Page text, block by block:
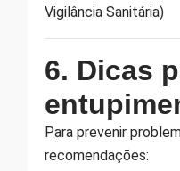
Vigilância Sanitária)
6. Dicas
Para prevenir
recomendações: